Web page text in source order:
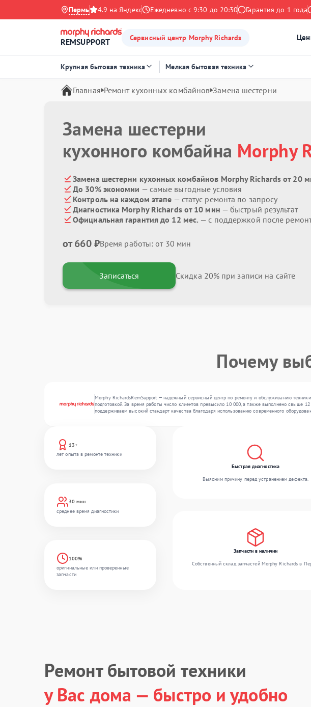
Пермь 4.9 на Яндекс Ежедневно с 9:30 до 20:30 Гарантия до 1 года
REMSUPPORT Сервисный центр Morphy Richards
Крупная бытовая техника Мелкая бытовая техника
Главная Ремонт кухонных комбайнов Замена шестерни
Замена шестерни
кухонного комбайна Morphy
Замена шестерни кухонных комбайнов Morphy Richards от 20
До 30% экономии — самые выгодные условия
Контроль на каждом этапе — статус ремонта по запросу
Диагностика Morphy Richards от 10 мин — быстрый результат
Официальная гарантия до 12 мес. — с поддержкой после
от 660 ₽Время работы: от 30 мин
Записаться Скидка 20% при записи на сайте
Почему
Morphy RichardsRemSupport — надежный сервисный центр по ремонту и обслуживанию
подготовкой. За время работы число клиентов превысило 10 000, а также выполнено свыше
поддерживаем высокий стандарт качества благодаря использованию современного
13+
лет опыта в ремонте техники
30 мин
среднее время диагностики
100%
оригинальные или проверенные
запчасти
Быстрая диагностика
Выясним причину перед устранением дефекта.
Запчасти в наличии
Собственный склад запчастей Morphy Richards в
Ремонт бытовой техники
у Вас дома — быстро и удобно